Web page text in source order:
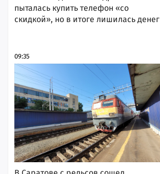
пыталась купить телефон «со
скидкой», но в итоге лишилась денег
09:35